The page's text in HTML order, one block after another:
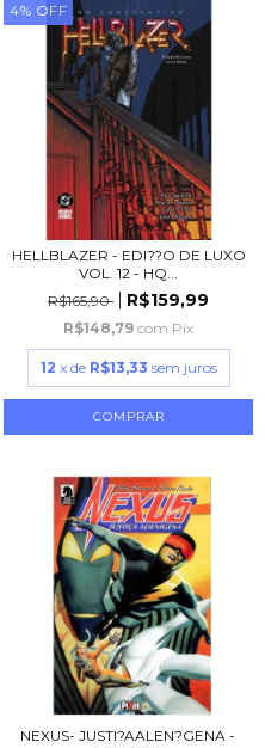
4% OFF
HELLBLAZER - EDI??O DE LUXO
VOL. 12 - HQ...
R$165,90
R$159,99
R$148,79 com Pix
12 x de R$13,33 sem juros
NEXUS- JUSTI?AALEN?GENA -